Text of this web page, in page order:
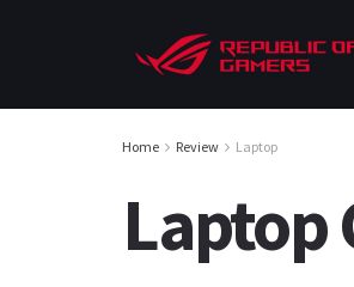
Home Review Laptop
Laptop